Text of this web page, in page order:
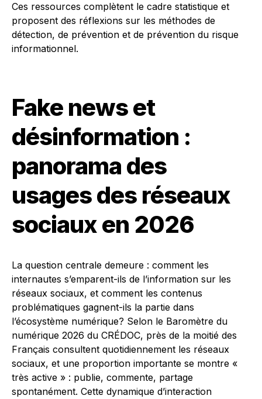
Ces ressources complètent le cadre statistique et
proposent des réflexions sur les méthodes de
détection, de prévention et de prévention du risque
informationnel.
Fake news et
désinformation :
panorama des
usages des réseaux
sociaux en 2026
La question centrale demeure : comment les
internautes s’emparent-ils de l’information sur les
réseaux sociaux, et comment les contenus
problématiques gagnent-ils la partie dans
l’écosystème numérique? Selon le Baromètre du
numérique 2026 du CRÉDOC, près de la moitié des
Français consultent quotidiennement les réseaux
sociaux, et une proportion importante se montre «
très active » : publie, commente, partage
spontanément. Cette dynamique d’interaction